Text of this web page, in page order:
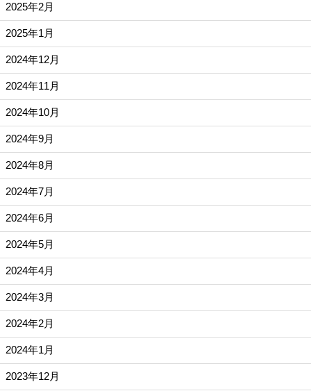
2025年2月
2025年1月
2024年12月
2024年11月
2024年10月
2024年9月
2024年8月
2024年7月
2024年6月
2024年5月
2024年4月
2024年3月
2024年2月
2024年1月
2023年12月